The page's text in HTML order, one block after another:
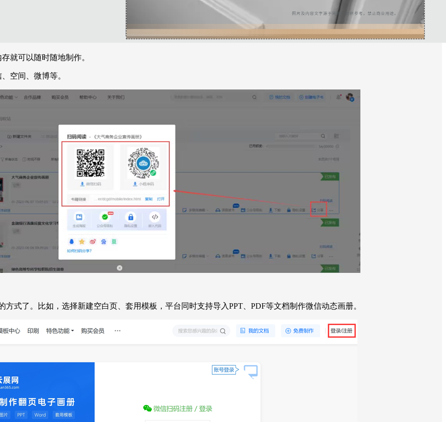
就可以随时随地制作。
空间、微博等。
式了。比如，选择新建空白页、套用模板，平台同时支持导入PPT、PDF等文档制作微信动态画册。